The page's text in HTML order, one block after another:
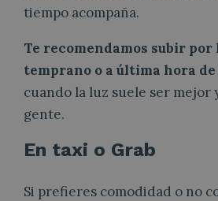
tiempo acompaña.
Te recomendamos subir por
temprano o a última hora
cuando la luz suele ser mejor
gente.
En taxi o Grab
Si prefieres comodidad o no